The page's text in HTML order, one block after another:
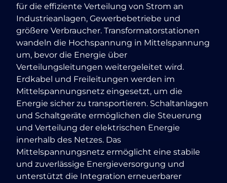
für die effiziente Verteilung von Strom an
Industrieanlagen, Gewerbebetriebe und
größere Verbraucher. Transformatorstationen
wandeln die Hochspannung in Mittelspannung
um, bevor die Energie über
Verteilungsleitungen weitergeleitet wird.
Erdkabel und Freileitungen werden im
Mittelspannungsnetz eingesetzt, um die
Energie sicher zu transportieren. Schaltanlagen
und Schaltgeräte ermöglichen die Steuerung
und Verteilung der elektrischen Energie
innerhalb des Netzes. Das
Mittelspannungsnetz ermöglicht eine stabile
und zuverlässige Energieversorgung und
unterstützt die Integration erneuerbarer